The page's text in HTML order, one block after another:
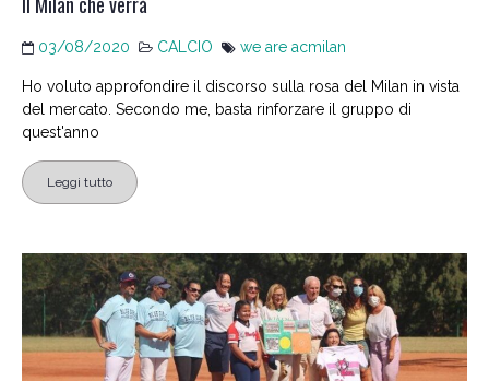
03/08/2020 CALCIO we are acmilan
Ho voluto approfondire il discorso sulla rosa del Milan in vista
del mercato. Secondo me, basta rinforzare il gruppo di
quest'anno
Leggi tutto